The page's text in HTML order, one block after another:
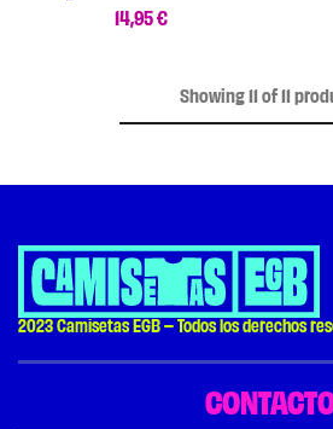
14,95 €
Showing11 of
2023 Camisetas EGB – Todos los derechos